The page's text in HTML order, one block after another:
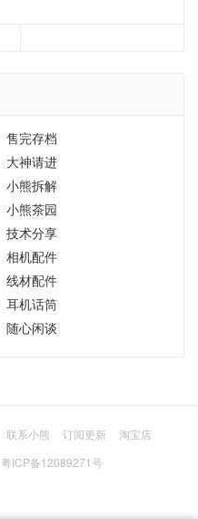
售完存档
大神请进
小熊拆解
小熊茶园
技术分享
相机配件
线材配件
耳机话筒
随心闲谈
联系小熊 订阅更新
淘宝店
粤ICP备12089271号